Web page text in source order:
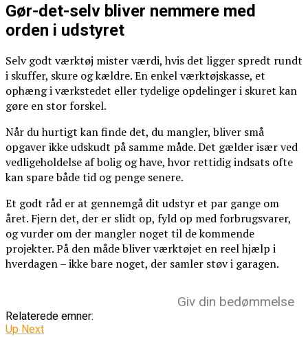
Gør-det-selv bliver nemmere med
orden i udstyret
Selv godt værktøj mister værdi, hvis det ligger spredt rundt
i skuffer, skure og kældre. En enkel værktøjskasse, et
ophæng i værkstedet eller tydelige opdelinger i skuret kan
gøre en stor forskel.
Når du hurtigt kan finde det, du mangler, bliver små
opgaver ikke udskudt på samme måde. Det gælder især ved
vedligeholdelse af bolig og have, hvor rettidig indsats ofte
kan spare både tid og penge senere.
Et godt råd er at gennemgå dit udstyr et par gange om
året. Fjern det, der er slidt op, fyld op med forbrugsvarer,
og vurder om der mangler noget til de kommende
projekter. På den måde bliver værktøjet en reel hjælp i
hverdagen – ikke bare noget, der samler støv i garagen.
Giv din bedømmelse
Relaterede emner:
Up Next